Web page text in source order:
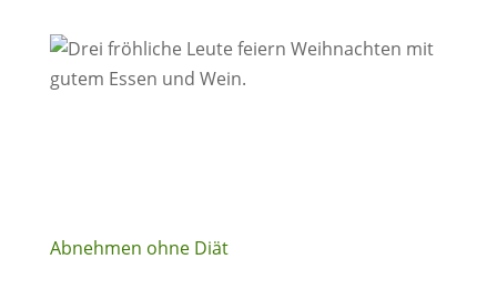
Abnehmen ohne Diät